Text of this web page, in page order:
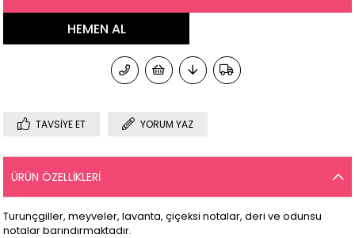
TAVSIYE ET YORUM YAZ
ÜRÜN ÖZELLIKLERI
Turunçgiller, meyveler, lavanta, çiçeksi notalar, deri ve odunsu
notalar barındırmaktadır.